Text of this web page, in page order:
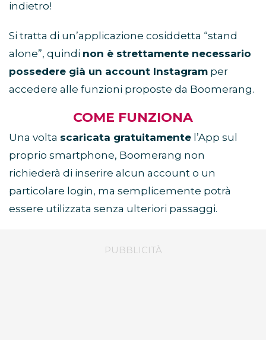
indietro!
Si tratta di un’applicazione cosiddetta “stand
alone”, quindi non è strettamente necessario
possedere già un account Instagram per
accedere alle funzioni proposte da Boomerang.
COME FUNZIONA
Una volta scaricata gratuitamente l’App sul
proprio smartphone, Boomerang non
richiederà di inserire alcun account o un
particolare login, ma semplicemente potrà
essere utilizzata senza ulteriori passaggi.